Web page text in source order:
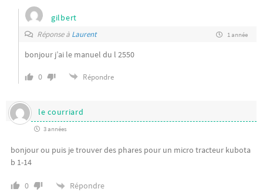
gilbert
Réponse à Laurent 1 année
bonjour j’ai le manuel du l 2550
0 Répondre
le courriard
3 années
bonjour ou puis je trouver des phares pour un micro tracteur kubota
b 1-14
0 Répondre